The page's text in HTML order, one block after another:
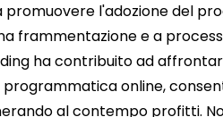
l'adozione del
frammentazione e a
ha contribuito ad
online,
al contempo profitti.